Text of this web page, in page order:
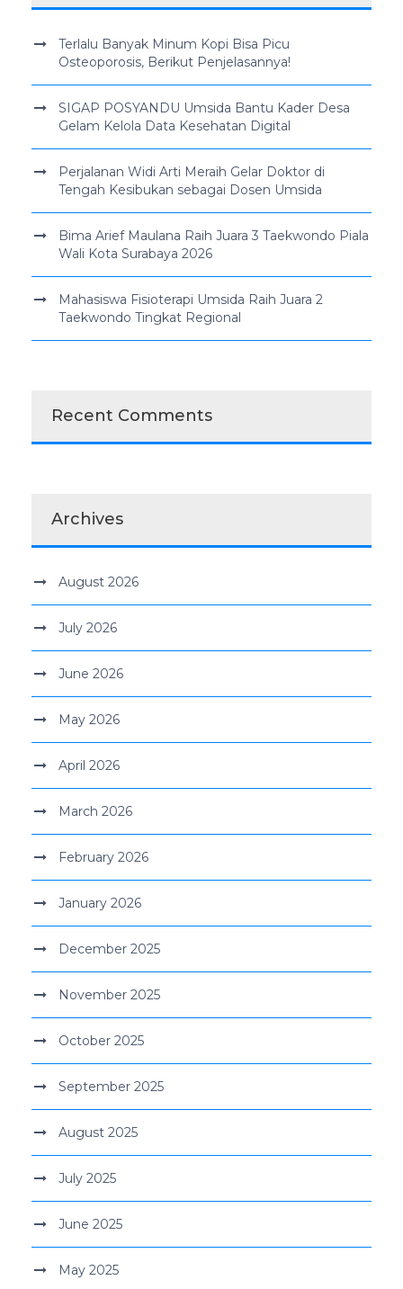
Terlalu Banyak Minum Kopi Bisa Picu
Osteoporosis, Berikut Penjelasannya!
SIGAP POSYANDU Umsida Bantu Kader Desa
Gelam Kelola Data Kesehatan Digital
Perjalanan Widi Arti Meraih Gelar Doktor di
Tengah Kesibukan sebagai Dosen Umsida
Bima Arief Maulana Raih Juara 3 Taekwondo Piala
Wali Kota Surabaya 2026
Mahasiswa Fisioterapi Umsida Raih Juara 2
Taekwondo Tingkat Regional
Recent Comments
Archives
August 2026
July 2026
June 2026
May 2026
April 2026
March 2026
February 2026
January 2026
December 2025
November 2025
October 2025
September 2025
August 2025
July 2025
June 2025
May 2025